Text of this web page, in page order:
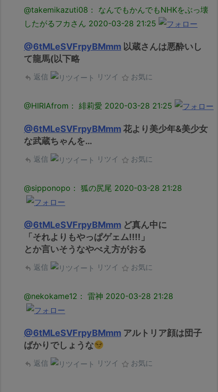
@takemikazuti08： なんでもかんでもNHKをぶっ壊
したがるフカさん 2020-03-28 21:25
@6tMLeSVFrpyBMmm 以蔵さんは悪酔いし
て龍馬(以下略
返信 リツイ お気に
@HIRIAfrom： 緋莉愛 2020-03-28 21:25
@6tMLeSVFrpyBMmm花より美少年&美少女
な武蔵ちゃんを…
返信 リツイ お気に
@sipponopo： 狐の尻尾 2020-03-28 21:28
@6tMLeSVFrpyBMmm ど真ん中に
「それよりもやっぱゲェム!!!!」
とか言いそうなやべえ方がおる
返信 リツイ お気に
@nekokame12： 雷神 2020-03-28 21:28
@6tMLeSVFrpyBMmm アルトリア顔は団子
ばかりでしょうな
返信 リツイ お気に